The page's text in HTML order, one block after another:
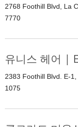
2768 Foothill Blvd, La
7770
유니스 헤어 |
2383 Foothill Blvd. E-
1075